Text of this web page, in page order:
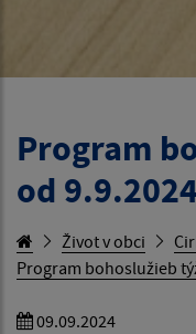
Program
od
Život v obci
Program bohoslužieb
09.09.2024